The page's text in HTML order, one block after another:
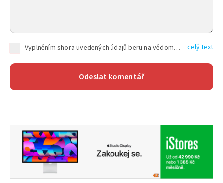
Vyplněním shora uvedených údajů beru na vědomí, že společnost TEXT FACTORY s.r.o., sídlem Brno, Durďákova 336/29, Černá Pole, PSČ: 613 00, IČ: 06157831, zapsané u Krajského soudu v Brně, oddíl C, vložka 100399, bude zpracovávat mé osobní údaje uvedené v rámci mnou vyplněného registračního formuláře na základě oprávněných zájmů TEXT FACTORY s.r.o. dle čl. 6 odst. 1 písm. f) GDPR a pro splnění právních povinností (čl. 6 odst. 1 písm. c) GDPR), a to pro tyto účely: nezbytnost zajistit oprávnění návštěvníka webových stránek provozovaných společností TEXT FACTORY s.r.o. přispívat aktivně ke zveřejněným článkům nebo v rámci diskusních fór a výkon práv TEXT FACTORY s.r.o. jako administrátora těchto diskusních fór. Více informací o zpracování osobních údajů a právech lze nalézt v celý text